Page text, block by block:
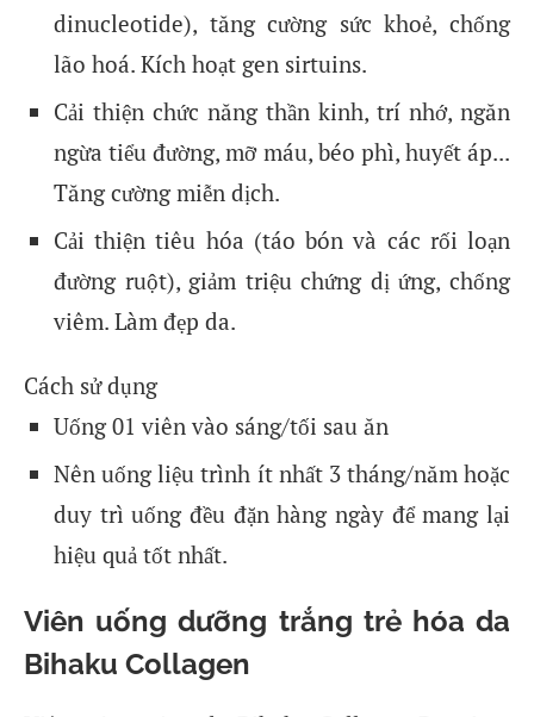
dinucleotide), tăng cường sức khoẻ, chống
lão hoá. Kích hoạt gen sirtuins.
Cải thiện chức năng thần kinh, trí nhớ, ngăn
ngừa tiểu đường, mỡ máu, béo phì, huyết áp...
Tăng cường miễn dịch.
Cải thiện tiêu hóa (táo bón và các rối loạn
đường ruột), giảm triệu chứng dị ứng, chống
viêm. Làm đẹp da.
Cách sử dụng
Uống 01 viên vào sáng/tối sau ăn
Nên uống liệu trình ít nhất 3 tháng/năm hoặc
duy trì uống đều đặn hàng ngày để mang lại
hiệu quả tốt nhất.
Viên uống dưỡng trắng trẻ hóa da
Bihaku Collagen